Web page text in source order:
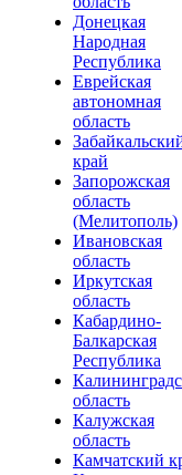
Донецкая
Народная
Республика
Еврейская
автономная
область
край
Запорожская
область
(Мелитополь)
Ивановская
область
Иркутская
область
Кабардино-
Балкарская
Республика
область
Калужская
область
Камчатский